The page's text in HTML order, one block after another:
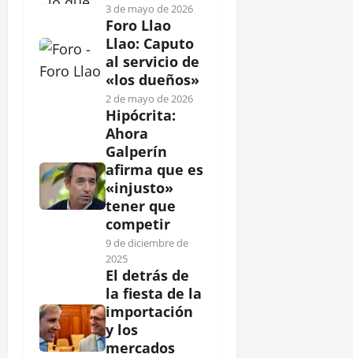
3 de mayo de 2026
Foro Llao
Llao: Caputo
al servicio de
«los dueños»
2 de mayo de 2026
Hipócrita:
Ahora
Galperín
afirma que es
«injusto»
tener que
competir
9 de diciembre de
2025
El detrás de
la fiesta de la
importación
y los
mercados